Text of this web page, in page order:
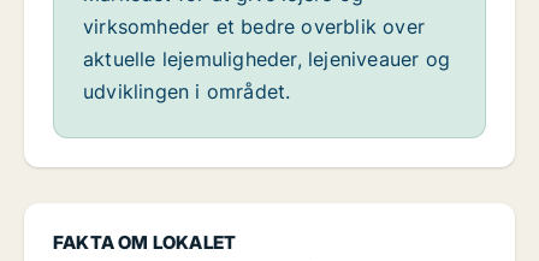
FAKTA OM LOKALET
virksomheder et bedre overblik over
aktuelle lejemuligheder, lejeniveauer og
udviklingen i området.